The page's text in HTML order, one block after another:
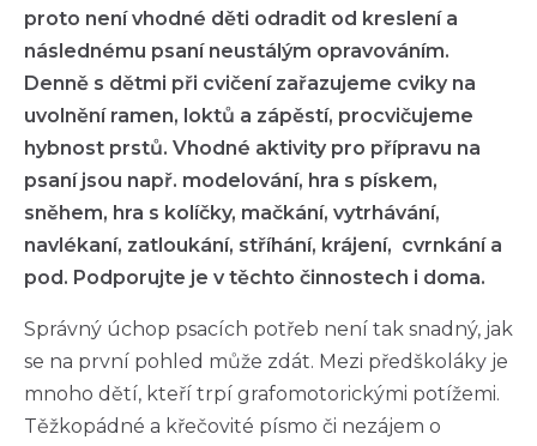
proto není vhodné děti odradit od kreslení a
následnému psaní neustálým opravováním.
Denně s dětmi při cvičení zařazujeme cviky na
uvolnění ramen, loktů a zápěstí, procvičujeme
hybnost prstů. Vhodné aktivity pro přípravu na
psaní jsou např. modelování, hra s pískem,
sněhem, hra s kolíčky, mačkání, vytrhávání,
navlékaní, zatloukání, stříhání, krájení, cvrnkání a
pod. Podporujte je v těchto činnostech i doma.
Správný úchop psacích potřeb není tak snadný, jak
se na první pohled může zdát. Mezi předškoláky je
mnoho dětí, kteří trpí grafomotorickými potížemi.
Těžkopádné a křečovité písmo či nezájem o